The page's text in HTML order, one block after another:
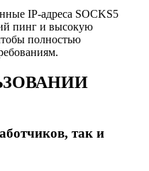
IP-адреса SOCKS5
пинг и высокую
полностью
так и